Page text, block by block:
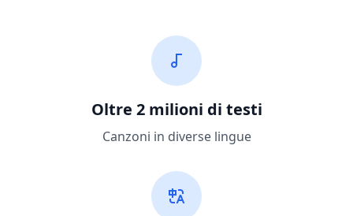
Oltre 2 milioni di testi
Canzoni in diverse lingue